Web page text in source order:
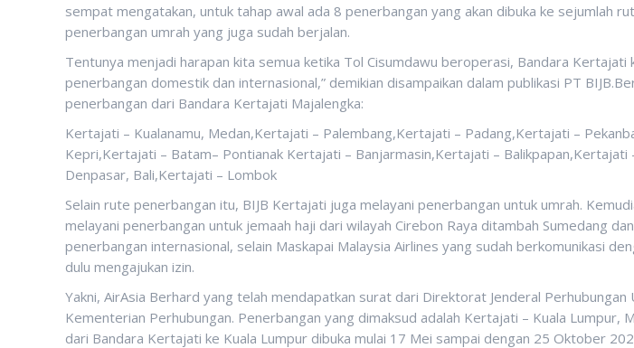
sempat mengatakan, untuk tahap awal ada 8 penerbangan yang akan dibuka ke sejumlah
penerbangan umrah yang juga sudah berjalan.
Tentunya menjadi harapan kita semua ketika Tol Cisumdawu beroperasi, Bandara Kertajati
penerbangan domestik dan internasional,” demikian disampaikan dalam publikasi PT
penerbangan dari Bandara Kertajati Majalengka:
Kertajati – Kualanamu, Medan,Kertajati – Palembang,Kertajati – Padang,Kertajati –
Kepri,Kertajati – Batam– Pontianak Kertajati – Banjarmasin,Kertajati – Balikpapan,Kertajati
Denpasar, Bali,Kertajati – Lombok
Selain rute penerbangan itu, BIJB Kertajati juga melayani penerbangan untuk umrah.
melayani penerbangan untuk jemaah haji dari wilayah Cirebon Raya ditambah Sumedang
penerbangan internasional, selain Maskapai Malaysia Airlines yang sudah berkomunikasi
dulu mengajukan izin.
Yakni, AirAsia Berhard yang telah mendapatkan surat dari Direktorat Jenderal Perhubungan
Kementerian Perhubungan. Penerbangan yang dimaksud adalah Kertajati – Kuala Lumpur,
dari Bandara Kertajati ke Kuala Lumpur dibuka mulai 17 Mei sampai dengan 25 Oktober